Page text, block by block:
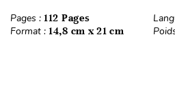
Pages : 112 Pages
Format : 14,8 cm x 21 cm